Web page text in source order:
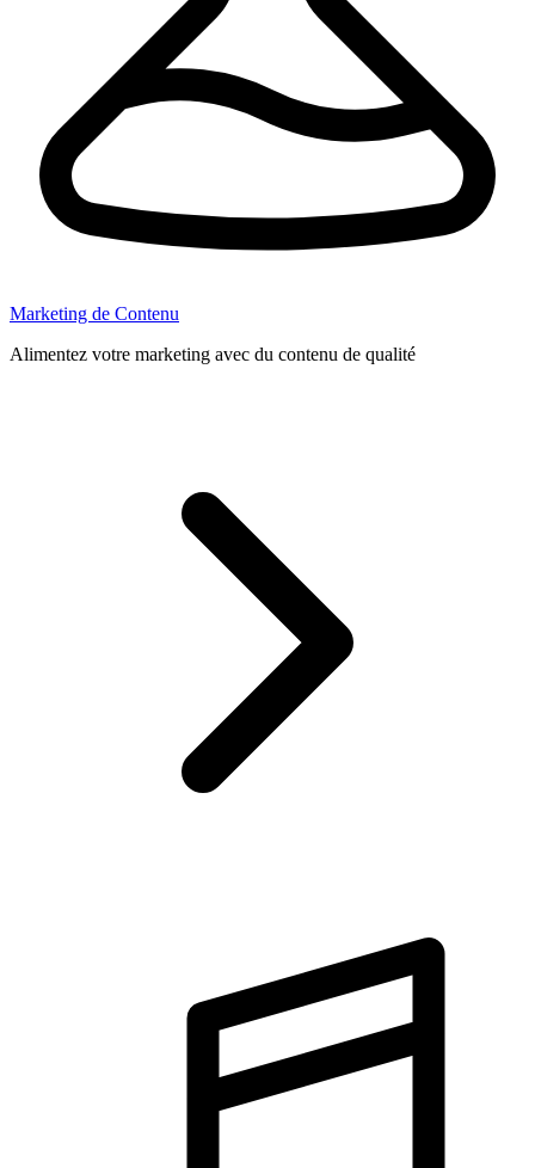
Marketing de Contenu
Alimentez votre marketing avec du contenu de qualité